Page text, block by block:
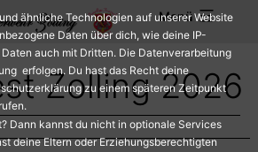
Menü
Zolling 2026
ähnliche Technologien auf unserer Website
Daten über dich, wie deine IP-
auch mit Dritten. Die Datenverarbeitung
erfolgen. Du hast das Recht deine
zu einem späteren Zeitpunkt
Dann kannst du nicht in optionale Services
deine Eltern oder Erziehungsberechtigten